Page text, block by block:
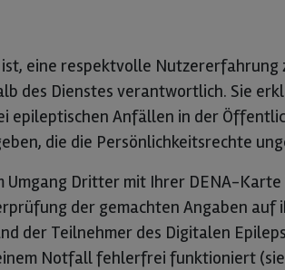
eine respektvolle
des Dienstes verantwortlich. Sie
epileptischen Anfällen in der
die die Persönlichkeitsrechte
Umgang Dritter mit Ihrer DENA-
der gemachten Angaben
der Teilnehmer des Digitalen
Notfall fehlerfrei funktioniert